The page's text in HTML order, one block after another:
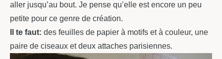
aller jusqu’au bout. Je pense qu’elle est encore un peu
petite pour ce genre de création.
Il te faut: des feuilles de papier à motifs et à couleur, une
paire de ciseaux et deux attaches parisiennes.